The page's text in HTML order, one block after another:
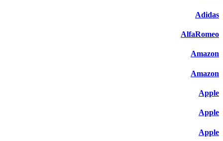
Adidas
AlfaRomeo
Amazon
Amazon
Apple
Apple
Apple